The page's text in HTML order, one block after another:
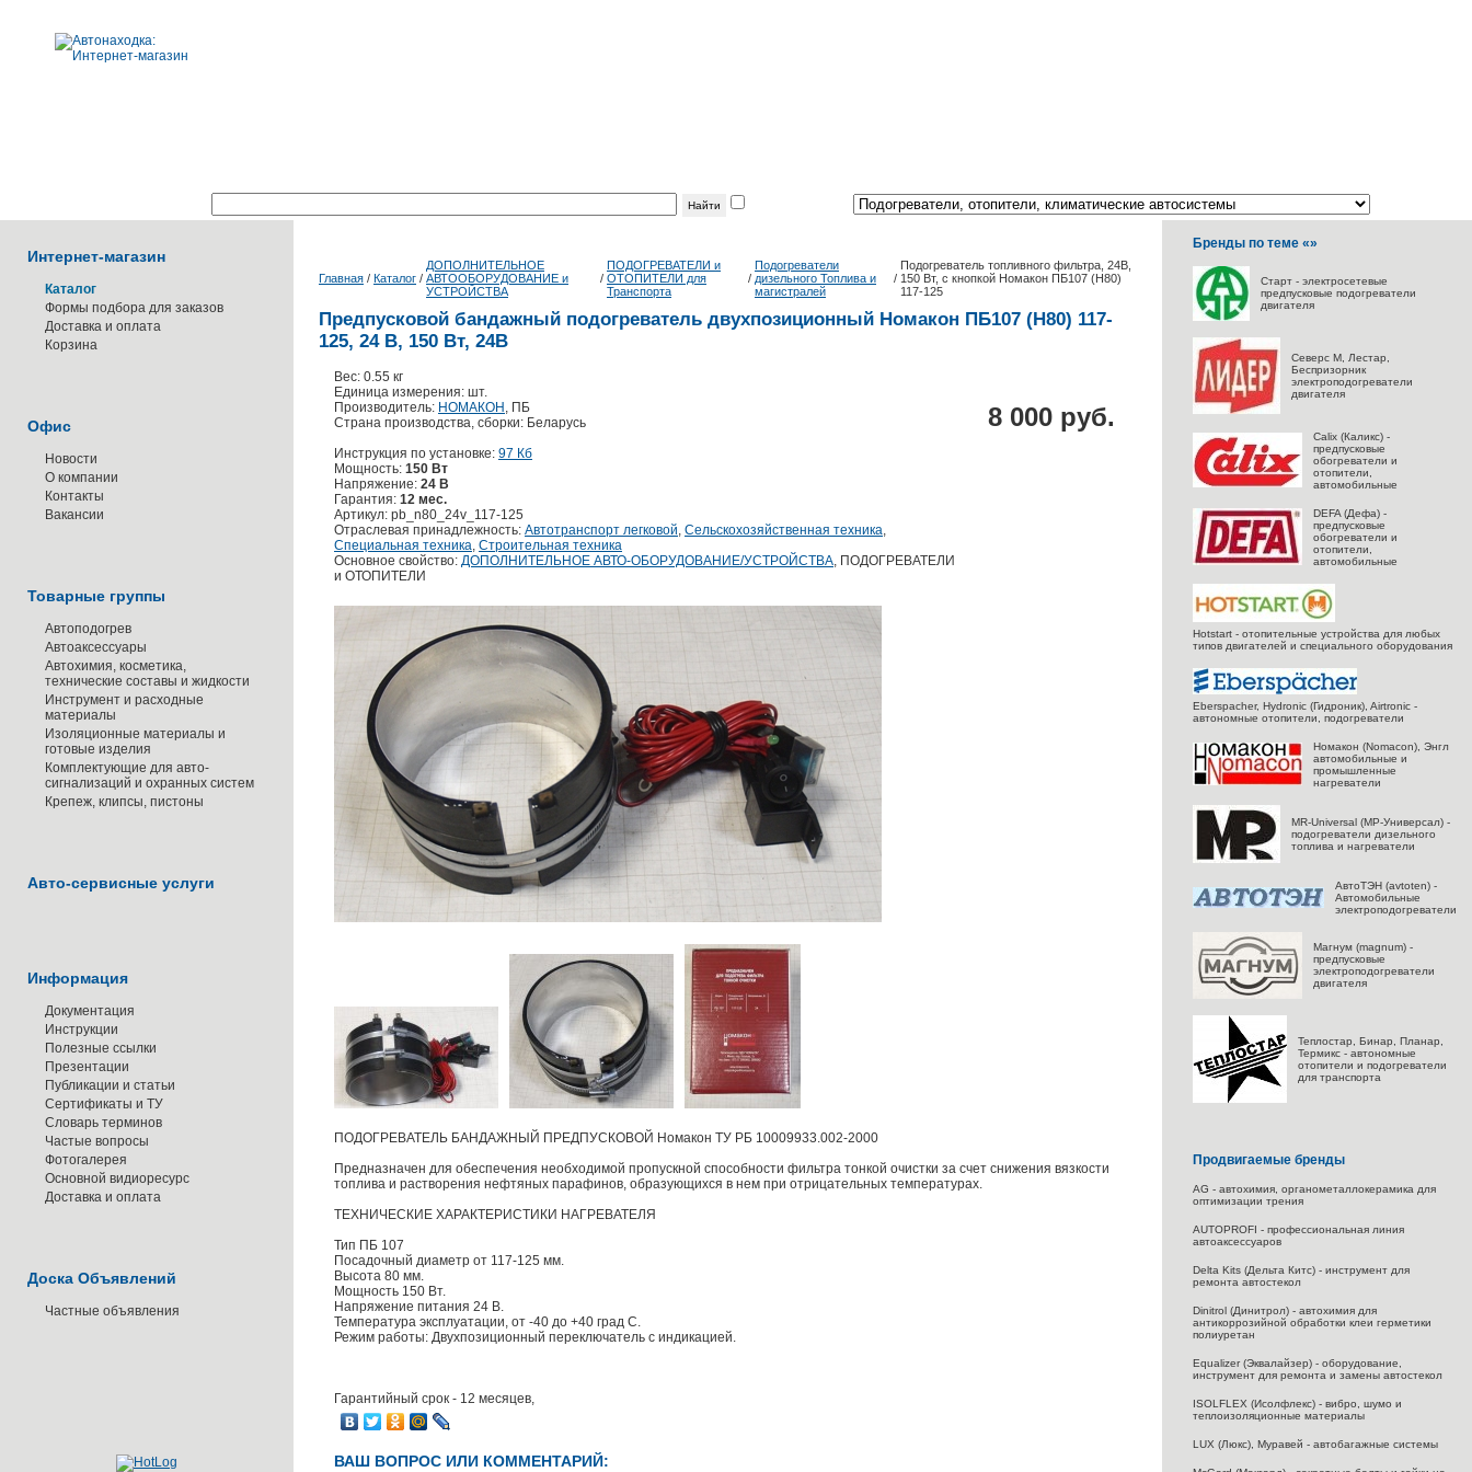
Интернет-магазин
Каталог
Формы подбора для заказов
Доставка и оплата
Корзина
Офис
Новости
О компании
Контакты
Вакансии
Товарные группы
Автоподогрев
Автоаксессуары
Автохимия, косметика,
технические составы и жидкости
Инструмент и расходные
материалы
Изоляционные материалы и
готовые изделия
Комплектующие для авто-
сигнализаций и охранных систем
Крепеж, клипсы, пистоны
Авто-сервисные услуги
Информация
Документация
Инструкции
Полезные ссылки
Презентации
Публикации и статьи
Сертификаты и ТУ
Словарь терминов
Частые вопросы
Фотогалерея
Основной видиоресурс
Доставка и оплата
Доска Объявлений
Частные объявления
Главная / Каталог /
ДОПОЛНИТЕЛЬНОЕ
АВТООБОРУДОВАНИЕ и
УСТРОЙСТВА
/
ПОДОГРЕВАТЕЛИ и
ОТОПИТЕЛИ для
Транспорта
/
Подогреватели
дизельного Топлива и
магистралей
/
Подогреватель топливного фильтра, 24В,
150 Вт, с кнопкой Номакон ПБ107 (Н80)
117-125
Предпусковой бандажный подогреватель двухпозиционный Номакон ПБ107 (Н80) 117-
125, 24 В, 150 Вт, 24B
Вес: 0.55 кг
Единица измерения: шт.
Производитель: НОМАКОН , ПБ
Страна производства, сборки: Беларусь
Инструкция по установке: 97 Кб
Мощность: 150 Вт
Напряжение: 24 В
Гарантия: 12 мес.
Артикул: pb_n80_24v_117-125
Отраслевая принадлежность: Автотранспорт легковой, Сельскохозяйственная техника,
Специальная техника, Строительная техника
Основное свойство: ДОПОЛНИТЕЛЬНОЕ АВТО-ОБОРУДОВАНИЕ/УСТРОЙСТВА, ПОДОГРЕВАТЕЛИ
и ОТОПИТЕЛИ
8 000 руб.
ПОДОГРЕВАТЕЛЬ БАНДАЖНЫЙ ПРЕДПУСКОВОЙ Номакон ТУ РБ 10009933.002-2000
Предназначен для обеспечения необходимой пропускной способности фильтра тонкой очистки за счет снижения вязкости
топлива и растворения нефтяных парафинов, образующихся в нем при отрицательных температурах.
ТЕХНИЧЕСКИЕ ХАРАКТЕРИСТИКИ НАГРЕВАТЕЛЯ
Тип ПБ 107
Посадочный диаметр от 117-125 мм.
Высота 80 мм.
Мощность 150 Вт.
Напряжение питания 24 В.
Температура эксплуатации, от -40 до +40 град С.
Режим работы: Двухпозиционный переключатель с индикацией.
Гарантийный срок - 12 месяцев,
ВАШ ВОПРОС ИЛИ КОММЕНТАРИЙ:
Бренды по теме «»
Старт - электросетевые
предпусковые подогреватели
двигателя
Северс M, Лестар,
Беспризорник
электроподогреватели
двигателя
Calix (Каликс) -
предпусковые
обогреватели и
отопители,
автомобильные
DEFA (Дефа) -
предпусковые
обогреватели и
отопители,
автомобильные
Hotstart - отопительные устройства для любых
типов двигателей и специального оборудования
Eberspacher, Hydronic (Гидроник), Airtronic -
автономные отопители, подогреватели
Номакон (Nomacon), Энгл
автомобильные и
промышленные
нагреватели
MR-Universal (МР-Универсал) -
подогреватели дизельного
топлива и нагреватели
АвтоТЭН (avtoten) -
Автомобильные
электроподогреватели
Магнум (magnum) -
предпусковые
электроподогреватели
двигателя
Теплостар, Бинар, Планар,
Термикс - автономные
отопители и подогреватели
для транспорта
Продвигаемые бренды
AG - автохимия, органометаллокерамика для
оптимизации трения
AUTOPROFI - профессиональная линия
автоаксессуаров
Delta Kits (Дельта Китс) - инструмент для
ремонта автостекол
Dinitrol (Динитрол) - автохимия для
антикоррозийной обработки клеи герметики
полиуретан
Equalizer (Эквалайзер) - оборудование,
инструмент для ремонта и замены автостекол
ISOLFLEX (Исолфлекс) - вибро, шумо и
теплоизоляционные материалы
LUX (Люкс), Муравей - автобагажные системы